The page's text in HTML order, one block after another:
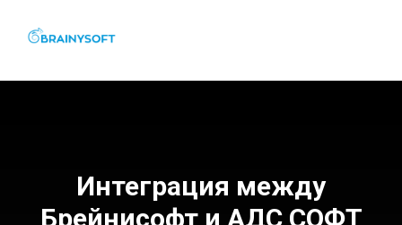
Интеграция между
Брейнисофт и АДС СОФТ